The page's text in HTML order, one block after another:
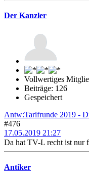
Der Kanzler
Vollwertiges
Beiträge: 126
Gespeichert
Antw:Tarifrunde 2019 -
#476
17.05.2019 21:27
Da hat TV-L recht ist nur
Antiker